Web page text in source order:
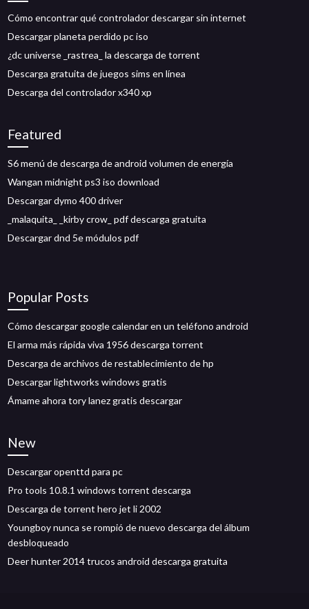
Cómo encontrar qué controlador descargar sin internet
Descargar planeta perdido pc iso
¿dc universe _rastrea_ la descarga de torrent
Descarga gratuita de juegos sims en línea
Descarga del controlador x340 xp
Featured
S6 menú de descarga de android volumen de energía
Wangan midnight ps3 iso download
Descargar dymo 400 driver
_malaquita_ _kirby crow_ pdf descarga gratuita
Descargar dnd 5e módulos pdf
Popular Posts
Cómo descargar google calendar en un teléfono android
El arma más rápida viva 1956 descarga torrent
Descarga de archivos de restablecimiento de hp
Descargar lightworks windows gratis
Ámame ahora tory lanez gratis descargar
New
Descargar openttd para pc
Pro tools 10.8.1 windows torrent descarga
Descarga de torrent hero jet li 2002
Youngboy nunca se rompió de nuevo descarga del álbum
desbloqueado
Deer hunter 2014 trucos android descarga gratuita